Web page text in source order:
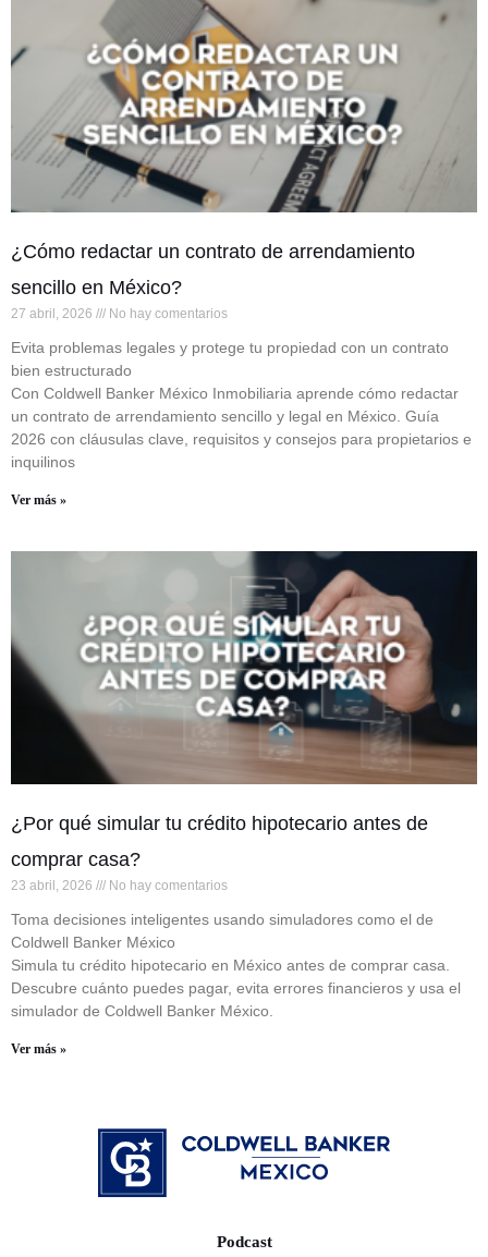
¿Cómo redactar un contrato de arrendamiento
sencillo en México?
27 abril, 2026 No hay comentarios
Evita problemas legales y protege tu propiedad con un contrato
bien estructurado
Con Coldwell Banker México Inmobiliaria aprende cómo redactar
un contrato de arrendamiento sencillo y legal en México. Guía
2026 con cláusulas clave, requisitos y consejos para propietarios e
inquilinos
Ver más »
¿Por qué simular tu crédito hipotecario antes de
comprar casa?
23 abril, 2026 No hay comentarios
Toma decisiones inteligentes usando simuladores como el de
Coldwell Banker México
Simula tu crédito hipotecario en México antes de comprar casa.
Descubre cuánto puedes pagar, evita errores financieros y usa el
simulador de Coldwell Banker México.
Ver más »
Podcast